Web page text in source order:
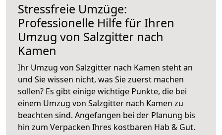
Stressfreie Umzüge:
Professionelle Hilfe für Ihren
Umzug von Salzgitter nach
Kamen
Ihr Umzug von Salzgitter nach Kamen steht an
und Sie wissen nicht, was Sie zuerst machen
sollen? Es gibt einige wichtige Punkte, die bei
einem Umzug von Salzgitter nach Kamen zu
beachten sind. Angefangen bei der Planung bis
hin zum Verpacken Ihres kostbaren Hab & Gut.